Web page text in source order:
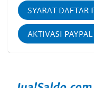
SYARAT DAFTAR
AKTIVASI